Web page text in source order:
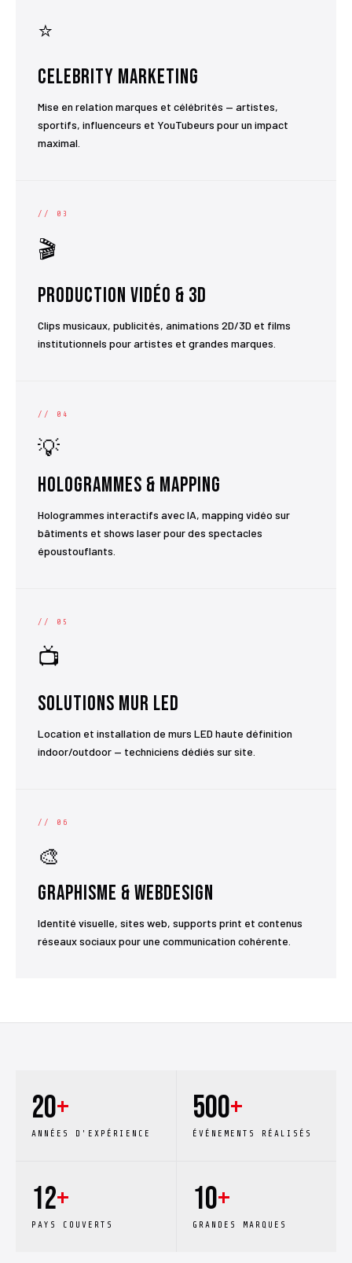
⭐
Celebrity Marketing
Mise en relation marques et célébrités — artistes,
sportifs, influenceurs et YouTubeurs pour un impact
maximal.
// 03
🎬
Production Vidéo & 3D
Clips musicaux, publicités, animations 2D/3D et films
institutionnels pour artistes et grandes marques.
// 04
💡
Hologrammes & Mapping
Hologrammes interactifs avec IA, mapping vidéo sur
bâtiments et shows laser pour des spectacles
époustouflants.
// 05
📺
Solutions Mur LED
Location et installation de murs LED haute définition
indoor/outdoor — techniciens dédiés sur site.
// 06
🎨
Graphisme & Webdesign
Identité visuelle, sites web, supports print et contenus
réseaux sociaux pour une communication cohérente.
20+
ANNÉES D'EXPÉRIENCE
500+
ÉVÉNEMENTS RÉALISÉS
12+
PAYS COUVERTS
10+
GRANDES MARQUES